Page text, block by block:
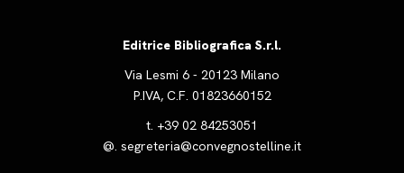
Editrice Bibliografica S.r.l.
Via Lesmi 6 - 20123 Milano
P.IVA, C.F. 01823660152
t. +39 02 84253051
@. segreteria@convegnostelline.it